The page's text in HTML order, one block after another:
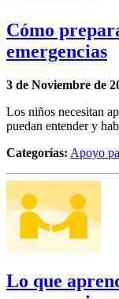
Cómo
emergencias
3 de Noviembre de
Los niños necesitan
puedan entender y
Categorías: Apoyo
Lo que